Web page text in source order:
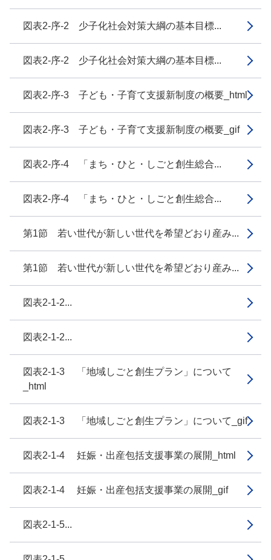
図表2-序-2 少子化社会対策大綱の基本目標...
図表2-序-2 少子化社会対策大綱の基本目標...
図表2-序-3 子ども・子育て支援新制度の概要_html
図表2-序-3 子ども・子育て支援新制度の概要_gif
図表2-序-4 「まち・ひと・しごと創生総合...
図表2-序-4 「まち・ひと・しごと創生総合...
第1節 若い世代が新しい世代を希望どおり産み...
第1節 若い世代が新しい世代を希望どおり産み...
図表2-1-2...
図表2-1-2...
図表2-1-3 「地域しごと創生プラン」について
_html
図表2-1-3 「地域しごと創生プラン」について_gif
図表2-1-4 妊娠・出産包括支援事業の展開_html
図表2-1-4 妊娠・出産包括支援事業の展開_gif
図表2-1-5...